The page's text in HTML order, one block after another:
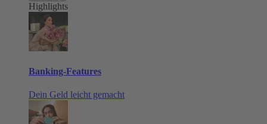
Highlights
Banking-Features
Dein Geld leicht gemacht